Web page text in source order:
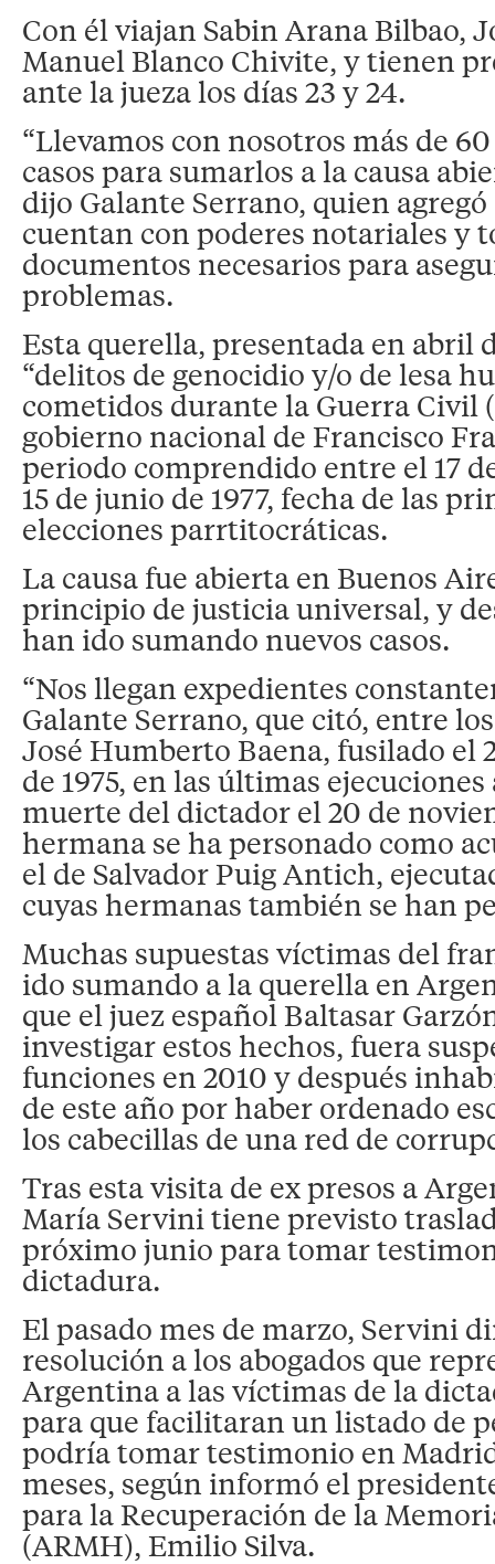
Con él viajan Sabin Arana Bilbao,
Manuel Blanco Chivite, y tienen
ante la jueza los días 23 y 24.
“Llevamos con nosotros más de
casos para sumarlos a la causa
dijo Galante Serrano, quien
cuentan con poderes notariales y
documentos necesarios para
problemas.
Esta querella, presentada en abril
“delitos de genocidio y/o de lesa
cometidos durante la Guerra Civil
gobierno nacional de Francisco
periodo comprendido entre el 17
15 de junio de 1977, fecha de las
elecciones parrtitocráticas.
La causa fue abierta en Buenos
principio de justicia universal, y
han ido sumando nuevos casos.
“Nos llegan expedientes
Galante Serrano, que citó, entre
José Humberto Baena, fusilado el
de 1975, en las últimas
muerte del dictador el 20 de
hermana se ha personado como
el de Salvador Puig Antich,
cuyas hermanas también se han
Muchas supuestas víctimas del
ido sumando a la querella en
que el juez español Baltasar
investigar estos hechos, fuera
funciones en 2010 y después
de este año por haber ordenado
los cabecillas de una red de
Tras esta visita de ex presos a
María Servini tiene previsto
próximo junio para tomar
dictadura.
El pasado mes de marzo, Servini
resolución a los abogados que
Argentina a las víctimas de la
para que facilitaran un listado de
podría tomar testimonio en
meses, según informó el
para la Recuperación de la
(ARMH), Emilio Silva.